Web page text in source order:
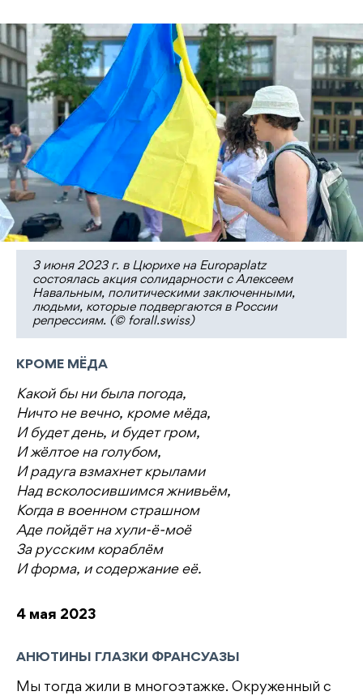
3 июня 2023 г. в Цюрихе на Europaplatz
состоялась акция солидарности с Алексеем
Навальным, политическими заключенными,
людьми, которые подвергаются в России
репрессиям. (© forall.swiss)
КРОМЕ МЁДА
Какой бы ни была погода,
Ничто не вечно, кроме мёда,
И будет день, и будет гром,
И жёлтое на голубом,
И радуга взмахнет крылами
Над всколосившимся жнивьём,
Когда в военном страшном
Аде пойдёт на хули-ё-моё
За русским кораблём
И форма, и содержание её.
4 мая 2023
АНЮТИНЫ ГЛАЗКИ ФРАНСУАЗЫ
Мы тогда жили в многоэтажке. Окруженный с